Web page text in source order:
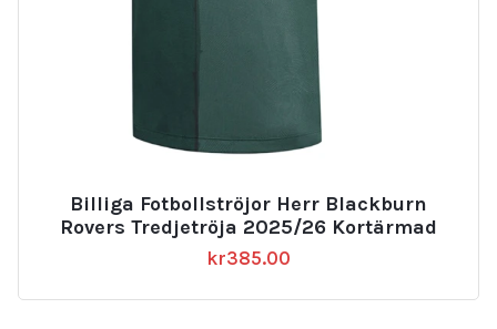
Billiga Fotbollströjor Herr Blackburn
Rovers Tredjetröja 2025/26 Kortärmad
kr385.00